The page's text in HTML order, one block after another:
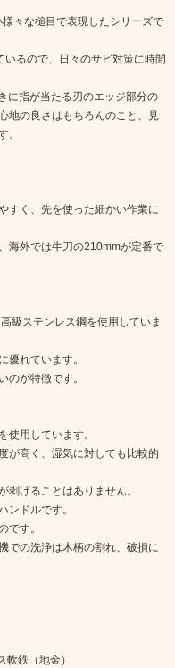
々な槌目で表現したシリーズで
るので、日々のサビ対策に時間
に指が当たる刃のエッジ部分の
地の良さはもちろんのこと、見
。
すく、先を使った細かい作業に
海外では牛刀の210mmが定番で
級ステンレス鋼を使用していま
優れています。
のが特徴です。
使用しています。
が高く、湿気に対しても比較的
剥げることはありません。
ンドルです。
です。
での洗浄は木柄の割れ、破損に
鉄（地金）